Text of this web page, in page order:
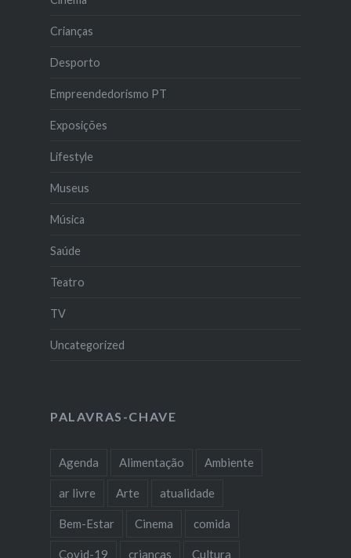
Crianças
Desporto
Empreendedorismo PT
Exposições
Lifestyle
Museus
Música
Saúde
Teatro
TV
Uncategorized
PALAVRAS-CHAVE
Agenda Alimentação Ambiente
ar livre Arte atualidade
Bem-Estar Cinema comida
Covid-19 crianças Cultura